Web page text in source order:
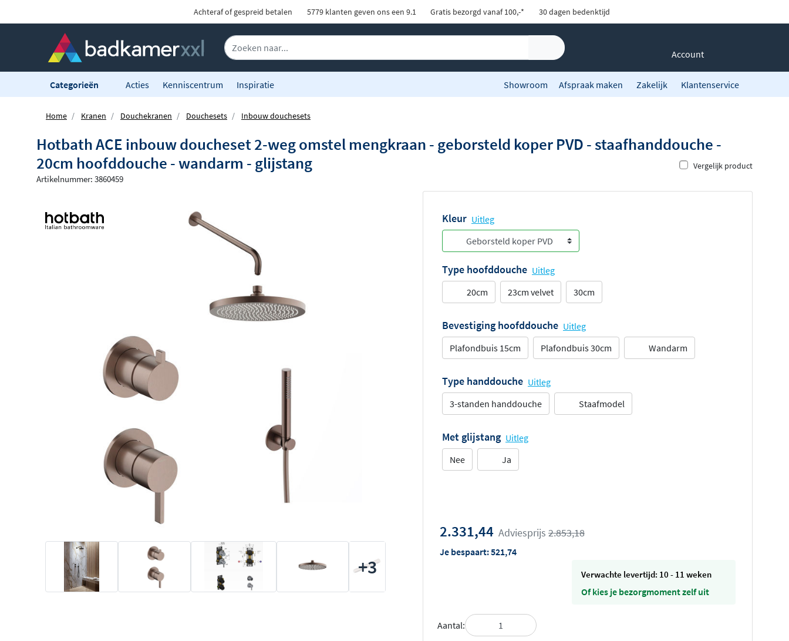
Achteraf of gespreid betalen 5779 klanten geven ons een 9.1 Gratis bezorgd vanaf 100,-* 30 dagen bedenktijd
Account
Categorieën Acties Kenniscentrum Inspiratie Showroom Afspraak maken Zakelijk Klantenservice
Home Kranen Douchekranen Douchesets Inbouw douchesets
Hotbath ACE inbouw doucheset 2-weg omstel mengkraan - geborsteld koper PVD - staafhanddouche -
20cm hoofddouche - wandarm - glijstang
Vergelijk product
Artikelnummer: 3860459
+3
Kleur Uitleg
Type hoofddouche Uitleg
20cm
23cm velvet 30cm
Bevestiging hoofddouche Uitleg
Plafondbuis 15cm
Plafondbuis 30cm Wandarm
Type handdouche Uitleg
3-standen handdouche
Staafmodel
Met glijstang Uitleg
Nee
Ja
2.331,44 Adviesprijs 2.853,18
Je bespaart:521,74
Verwachte levertijd: 10 - 11 weken
Of kies je bezorgmoment zelf uit
Aantal: